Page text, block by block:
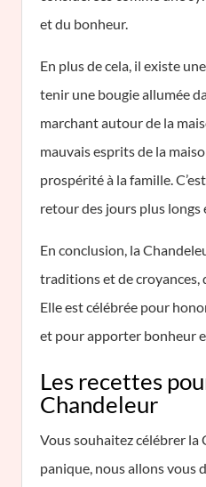
et du bonheur.
En plus de cela, il existe
tenir une bougie allumée
marchant autour de la
mauvais esprits de la
prospérité à la famille.
retour des jours plus longs
En conclusion, la
traditions et de croyances,
Elle est célébrée pour
et pour apporter bonheur
Les recettes
Chandeleur
Vous souhaitez célébrer la
panique, nous allons vous